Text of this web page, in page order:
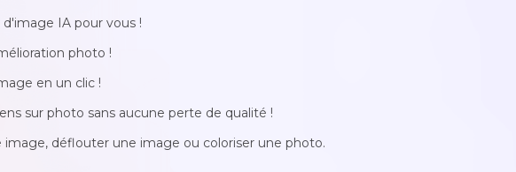
IA pour vous !
photo !
en un clic !
sur photo sans aucune perte de qualité !
déflouter une image ou coloriser une photo.